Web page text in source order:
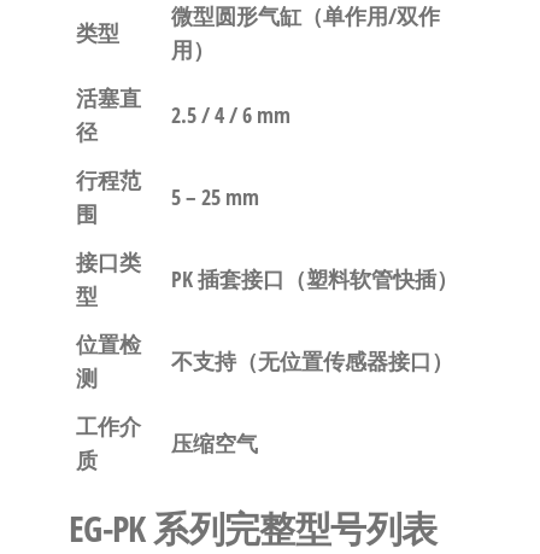
类型
微型圆形气缸（单作用/双作
用）
活塞直
径
2.5 / 4 / 6 mm
行程范
围
5 – 25 mm
接口类
型
PK 插套接口（塑料软管快插）
位置检
测
不支持（无位置传感器接口）
工作介
质
压缩空气
EG-PK 系列完整型号列表